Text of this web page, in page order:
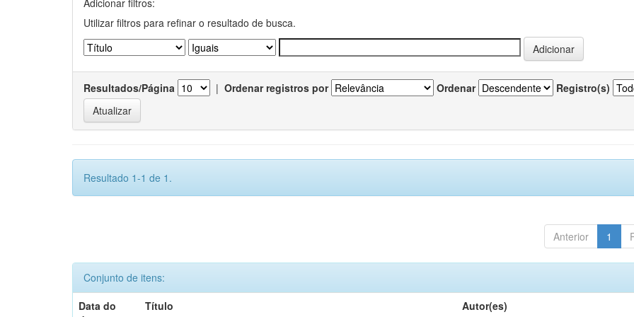
Adicionar filtros:
Utilizar filtros para refinar o resultado de busca.
Resultados/Página | Ordenar registros por Ordenar Registro(s)
Resultado 1-1 de 1.
Anterior 1
Conjunto de itens:
Data do
Título Autor(es)